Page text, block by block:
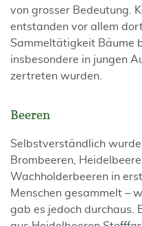
von grosser Bedeutung.
entstanden vor allem
Sammeltätigkeit Bäume
insbesondere in jungen
zertreten wurden.
Beeren
Selbstverständlich
Brombeeren,
Wachholderbeeren in
Menschen gesammelt –
gab es jedoch durchaus.